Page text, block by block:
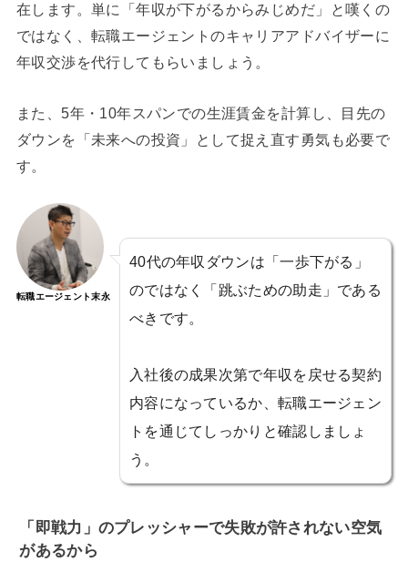
在します。単に「年収が下がるからみじめだ」と嘆くの
ではなく、転職エージェントのキャリアアドバイザーに
年収交渉を代行してもらいましょう。
また、5年・10年スパンでの生涯賃金を計算し、目先の
ダウンを「未来への投資」として捉え直す勇気も必要で
す。
転職エージェント末永
40代の年収ダウンは「一歩下がる」
のではなく「跳ぶための助走」である
べきです。
入社後の成果次第で年収を戻せる契約
内容になっているか、転職エージェン
トを通じてしっかりと確認しましょ
う。
「即戦力」のプレッシャーで失敗が許されない空気
があるから